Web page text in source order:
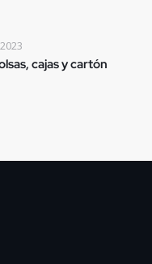
cajas y cartón